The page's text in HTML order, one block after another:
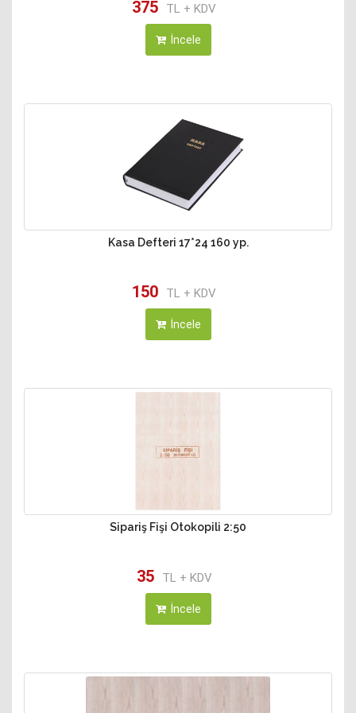
375 TL + KDV
İncele
Kasa Defteri 17*24 160 yp.
150 TL + KDV
İncele
Sipariş Fişi Otokopili 2:50
35 TL + KDV
İncele